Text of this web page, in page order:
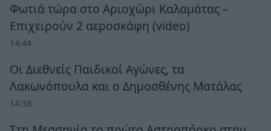
Φωτιά τώρα στο Αριοχώρι Καλαμάτας –
Επιχειρούν 2 αεροσκάφη (video)
14:44
Οι Διεθνείς Παιδικοί Αγώνες, τα
Λακωνόπουλα και ο Δημοσθένης Ματάλας
14:38